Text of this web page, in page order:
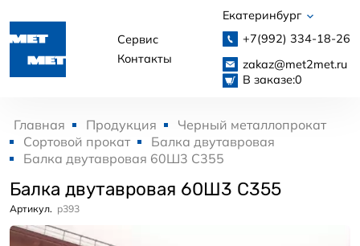
Сервис
Контакты
Екатеринбург
+7(992) 334-18-26
zakaz@met2met.ru
В заказе:0
Главная Продукция
Черный металлопрокат
Сортовой прокат
Балка двутавровая
Балка двутавровая 60Ш3 С355
Балка двутавровая 60Ш3 С355
Артикул. p393